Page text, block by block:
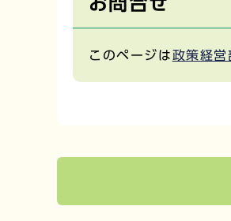
このページは政策経